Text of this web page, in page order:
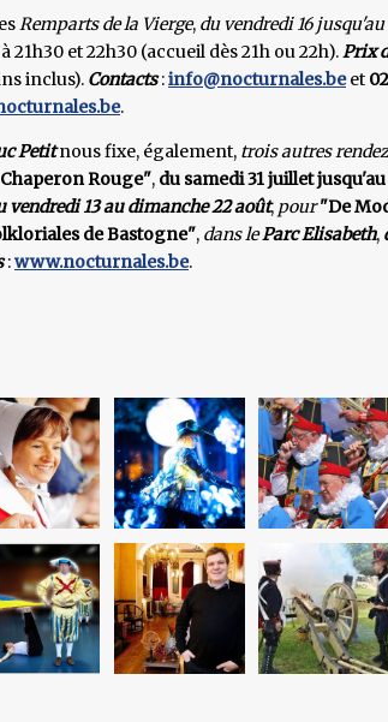
Remparts de la Vierge, du vendredi 16
à 21h30 et 22h30 (accueil dès 21h ou 22h).Prix
inclus). Contacts:info@nocturnales.beet
.
Petit nous fixe, également, trois autres
Rouge", du samedi 31 juillet
vendredi 13 au dimanche 22 août, pour"De
de Bastogne", dans leParc Elisabeth,
:www.nocturnales.be.